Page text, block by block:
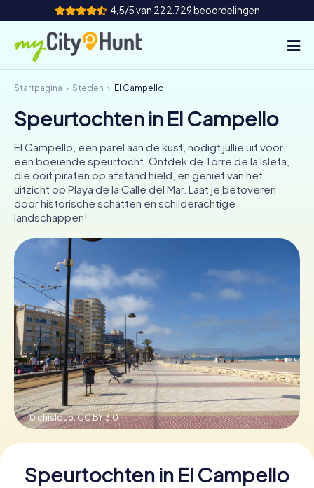
4,5/5 van 222.729 beoordelingen
Hoe het werkt
Steden
Tours
Teamevenement
Tickets
FR
IT
NL
Boek tickets
Koop cadeaubonnen
Startpagina Steden El Campello
Speurtochten in El Campello
El Campello, een parel aan de kust, nodigt jullie uit voor
een boeiende speurtocht. Ontdek de Torre de la Isleta,
die ooit piraten op afstand hield, en geniet van het
uitzicht op Playa de la Calle del Mar. Laat je betoveren
door historische schatten en schilderachtige
landschappen!
© chisloup,CC BY 3.0
Speurtochten in El Campello